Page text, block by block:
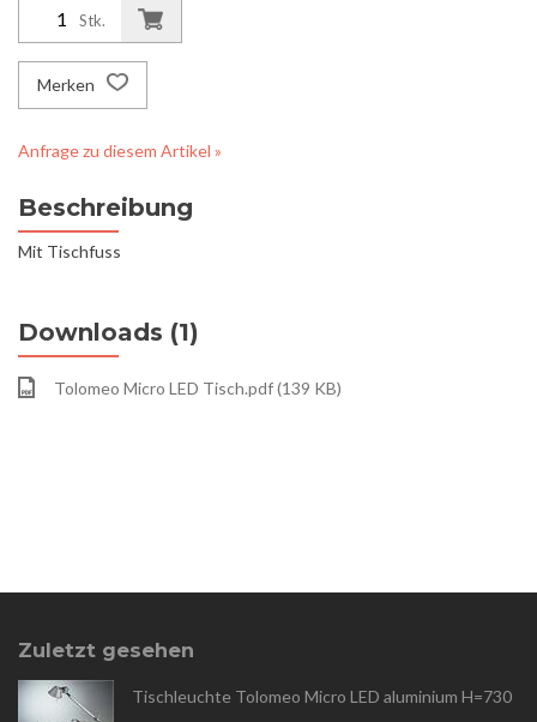
Stk.
Merken
Anfrage zu diesem Artikel »
Beschreibung
Mit Tischfuss
Downloads (1)
Tolomeo Micro LED Tisch.pdf (139 KB)
Zuletzt gesehen
Tischleuchte Tolomeo Micro LED aluminium H=730